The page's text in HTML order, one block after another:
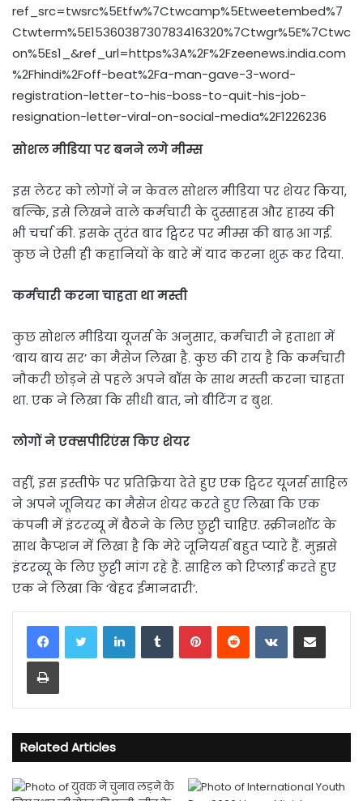
ref_src=twsrc%5Etfw%7Ctwcamp%5Etweetembed%7
Ctwterm%5E1536038730783416320%7Ctwgr%5E%7Ctwc
on%5Es1_&ref_url=https%3A%2F%2Fzeenews.india.com
%2Fhindi%2Foff-beat%2Fa-man-gave-3-word-
registration-letter-to-his-boss-to-quit-his-job-
resignation-letter-viral-on-social-media%2F1226236
सोशल मीडिया पर बनने लगे मीम्स
इस लेटर को लोगों ने न केवल सोशल मीडिया पर शेयर किया,
बल्कि, इसे लिखने वाले कर्मचारी के दुस्साहस और हास्य की
भी चर्चा की. इसके तुरंत बाद ट्विटर पर मीम्स की बाढ़ आ गई.
कुछ ने ऐसी ही कहानियों के बारे में याद करना शुरू कर दिया.
कर्मचारी करना चाहता था मस्ती
कुछ सोशल मीडिया यूजर्स के अनुसार, कर्मचारी ने हताशा में
‘बाय बाय सर’ का मैसेज लिखा है. कुछ की राय है कि कर्मचारी
नौकरी छोड़ने से पहले अपने बॉस के साथ मस्ती करना चाहता
था. एक ने लिखा कि सीधी बात, नो बीटिंग द बुश.
लोगों ने एक्सपीरिएंस किए शेयर
वहीं, इस इस्तीफे पर प्रतिक्रिया देते हुए एक ट्विटर यूजर्स साहिल
ने अपने जूनियर का मैसेज शेयर करते हुए लिखा कि एक
कंपनी में इंटरव्यू में बैठने के लिए छुट्टी चाहिए. स्क्रीनशॉट के
साथ कैप्शन में लिखा है कि मेरे जूनियर्स बहुत प्यारे हैं. मुझसे
इंटरव्यू के लिए छुट्टी मांग रहे हैं. साहिल को रिप्लाई करते हुए
एक ने लिखा कि ‘बेहद ईमानदारी’.
LinkedInTumblrPinterestReddit VKontakteShare via Email
Print
Related Articles